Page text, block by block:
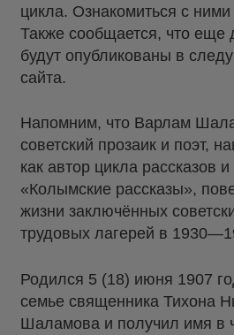
цикла. Ознакомиться с
Также сообщается, что еще
будут опубликованы в
сайта.
Напомним, что Варлам
советский прозаик и поэт,
как автор цикла рассказов и
«Колымские рассказы»,
жизни заключённых
трудовых лагерей в
Родился 5 (18) июня 1907
семье священника Тихона
Шаламова и получил имя в